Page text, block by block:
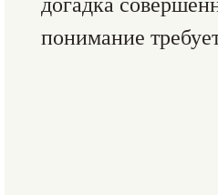
понимание